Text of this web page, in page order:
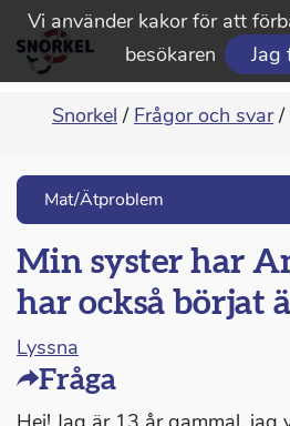
Vi använder kakor för att
besökaren
Jag
Snorkel / Frågor och svar /
Mat/Ätproblem
Min syster har
har också börjat
Lyssna
Fråga